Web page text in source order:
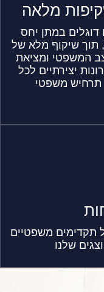
מלאה
דוגלים במתן יחס
תוך שיקוף מלא של
המשפטי ומציאת
יצירתיים לכל
תרחיש משפטי
תקדימים משפטיים
שלנו